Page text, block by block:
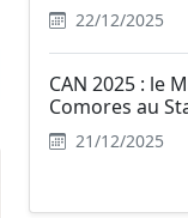
22/12/2025
CAN 2025 : le
Comores au
21/12/2025